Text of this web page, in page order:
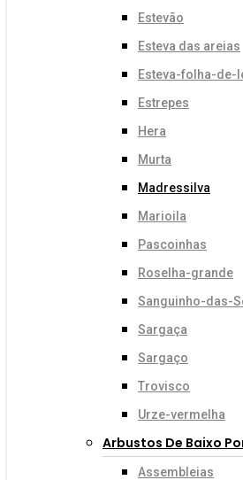
Estevão
Esteva das areias
Esteva-folha-de-
Estrepes
Hera
Murta
Madressilva
Marioila
Pascoinhas
Roselha-grande
Sanguinho-das-
Sargaça
Sargaço
Trovisco
Urze-vermelha
Arbustos De Baixo
Assembleias